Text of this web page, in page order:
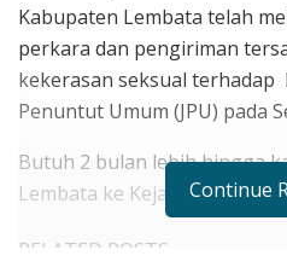
Kabupaten Lembata telah
perkara dan pengiriman
kekerasan seksual terhadap
Penuntut Umum (JPU) pada
Butuh 2 bulan lebih hingga
Lembata ke Kejaksaan
RELATED POSTS
Continue